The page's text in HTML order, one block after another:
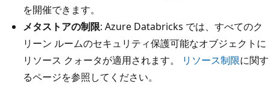
を開催できます。
メタストアの制限: Azure Databricks では、すべてのク
リーン ルームのセキュリティ保護可能なオブジェクトに
リソース クォータが適用されます。
リソース制限に関す
るページを参照してください。